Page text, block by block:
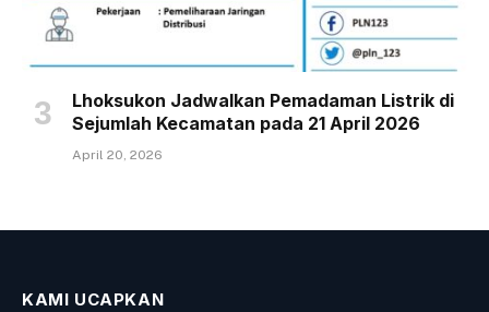
Lhoksukon Jadwalkan Pemadaman Listrik di
Sejumlah Kecamatan pada 21 April 2026
April 20, 2026
KAMI UCAPKAN